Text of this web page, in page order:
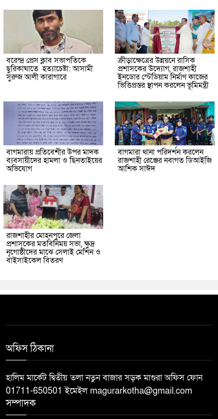
বরেন্দ্র প্রেস ক্লাব সভাপতিকে
ছুরিকাঘাতে হত্যাচেষ্টা: আসামী
সুরুজ আলী কারাগারে
ক্রীড়াক্ষেত্রের উন্নয়নে রাসিক
প্রশাসকের উদ্যোগ, রাজশাহী
ইনডোর স্টেডিয়াম নির্মাণ কাজের
ভিত্তিপ্রস্তর স্থাপন করলেন ভূমিমন্ত্রী
বাগমারায় প্রতিবেশীর উপর মাদক
ব্যবসায়ীদের হামলা ও ছিনতাইয়ের
অভিযোগ
বাগমারা থানা পরিদর্শন করলেন
রাজশাহী রেঞ্জের নবাগত ডিআইজি
আশিক সাঈদ
রাজশাহীর মোহনপুরে জেলা
প্রশাসকের মতবিনিময় সভা, ক্ষুদ্র
নৃগোষ্ঠীদের মাঝে সেলাই মেশিন ও
বাইসাইকেল বিতরণ
অফিস ঠিকানা
হালিম মার্কেট দ্বিতীয় তলা নতুন বাজার সড়ক মাগুরা অফিস ফোন
01711-650501 ইমেইল magurarkotha@gmail.com
সম্পাদক